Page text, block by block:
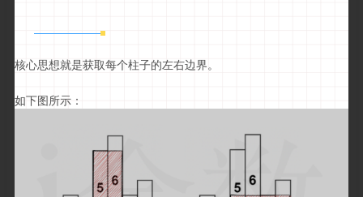
核心思想就是获取每个柱子的左右边界。
如下图所示：